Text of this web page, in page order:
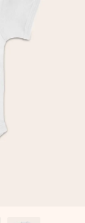
touche le cœur.
le moment idéal.